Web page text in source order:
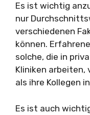
Es ist wichtig
nur
verschiedenen
können.
solche, die in
Kliniken arbeiten,
als ihre Kollegen
Es ist auch